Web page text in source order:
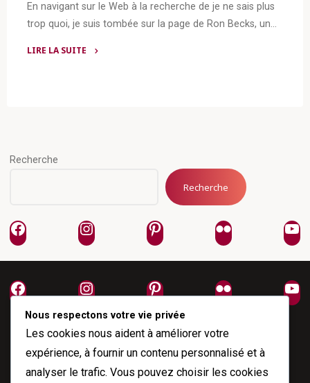
En navigant sur le Web à la recherche de je ne sais plus
trop quoi, je suis tombée sur la page de Ron Becks, un…
LIRE LA SUITE
(1/2)"
Recherche
Recherche
FacebookInstagramPinterest Flickr
FacebookInstagramPinterest Flickr
Nous respectons votre vie privée
Les cookies nous aident à améliorer votre
expérience, à fournir un contenu personnalisé et à
analyser le trafic. Vous pouvez choisir les cookies